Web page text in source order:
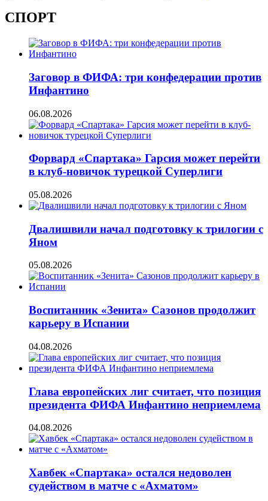
СПОРТ
Заговор в ФИФА: три конфедерации против
Инфантино
06.08.2026
Форвард «Спартака» Гарсия может перейти
в клуб-новичок турецкой Суперлиги
05.08.2026
Двалишвили начал подготовку к трилогии с
Яном
05.08.2026
Воспитанник «Зенита» Сазонов продолжит
карьеру в Испании
04.08.2026
Глава европейских лиг считает, что позиция
президента ФИФА Инфантино неприемлема
04.08.2026
Хавбек «Спартака» остался недоволен
судейством в матче с «Ахматом»